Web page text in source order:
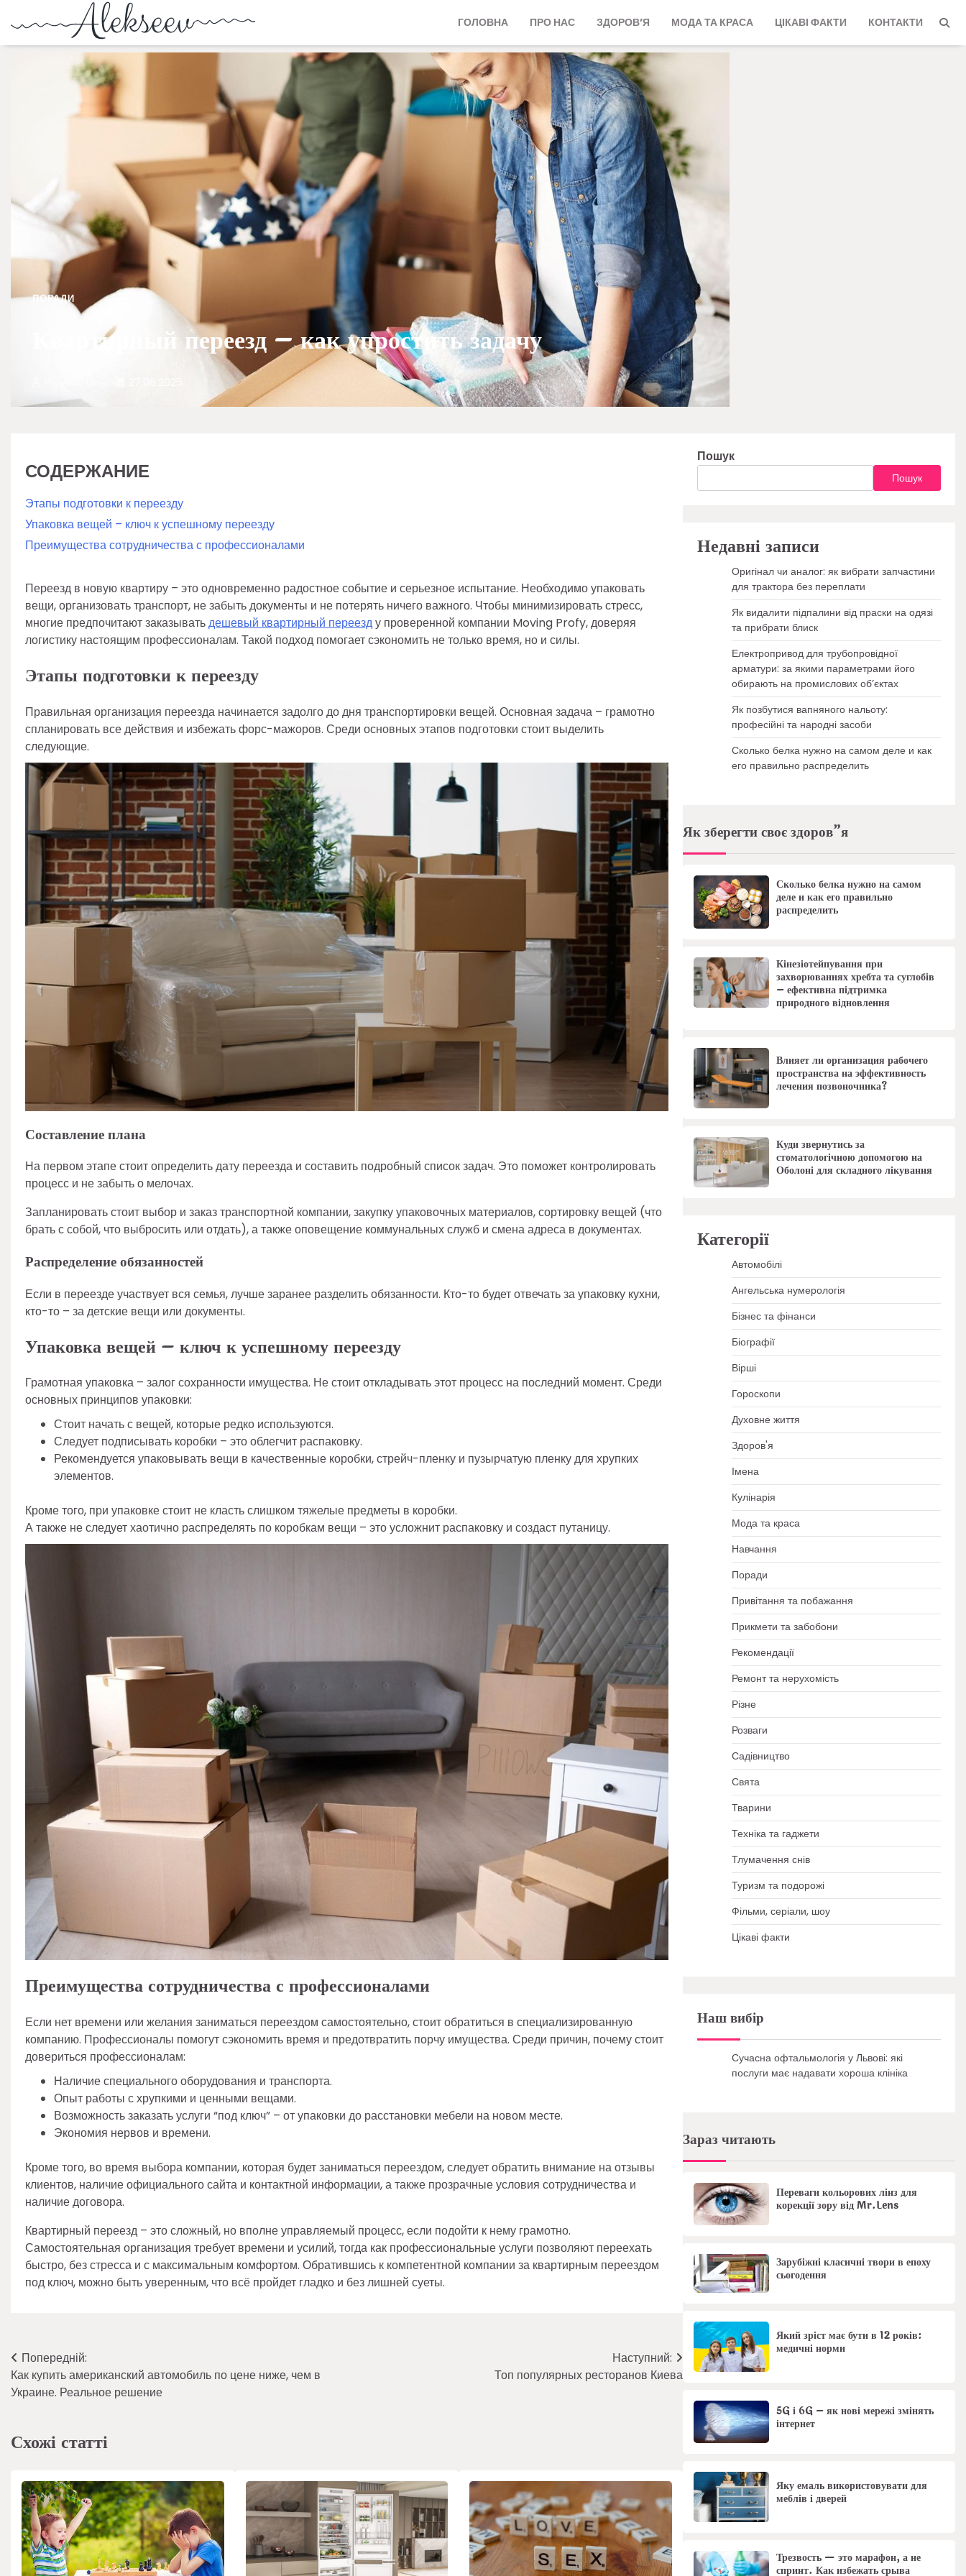
ГОЛОВНА ПРО НАС ЗДОРОВ’Я МОДА ТА КРАСА ЦІКАВІ ФАКТИ КОНТАКТИ
ПОРАДИ
Квартирный переезд – как упростить задачу
СОДЕРЖАНИЕ
Этапы подготовки к переезду
Упаковка вещей – ключ к успешному переезду
Преимущества сотрудничества с профессионалами
Переезд в новую квартиру – это одновременно радостное событие и серьезное испытание. Необходимо упаковать
вещи, организовать транспорт, не забыть документы и не потерять ничего важного. Чтобы минимизировать стресс,
многие предпочитают заказыватьдешевый квартирный переезду проверенной компании Moving Profy, доверяя
логистику настоящим профессионалам. Такой подход помогает сэкономить не только время, но и силы.
Этапы подготовки к переезду
Правильная организация переезда начинается задолго до дня транспортировки вещей. Основная задача – грамотно
спланировать все действия и избежать форс-мажоров. Среди основных этапов подготовки стоит выделить
следующие.
Составление плана
На первом этапе стоит определить дату переезда и составить подробный список задач. Это поможет контролировать
процесс и не забыть о мелочах.
Запланировать стоит выбор и заказ транспортной компании, закупку упаковочных материалов, сортировку вещей (что
брать с собой, что выбросить или отдать), а также оповещение коммунальных служб и смена адреса в документах.
Распределение обязанностей
Если в переезде участвует вся семья, лучше заранее разделить обязанности. Кто-то будет отвечать за упаковку кухни,
кто-то – за детские вещи или документы.
Упаковка вещей – ключ к успешному переезду
Грамотная упаковка – залог сохранности имущества. Не стоит откладывать этот процесс на последний момент. Среди
основных принципов упаковки:
Стоит начать с вещей, которые редко используются.
Следует подписывать коробки – это облегчит распаковку.
Рекомендуется упаковывать вещи в качественные коробки, стрейч-пленку и пузырчатую пленку для хрупких
элементов.
Кроме того, при упаковке стоит не класть слишком тяжелые предметы в коробки.
А также не следует хаотично распределять по коробкам вещи – это усложнит распаковку и создаст путаницу.
Преимущества сотрудничества с профессионалами
Если нет времени или желания заниматься переездом самостоятельно, стоит обратиться в специализированную
компанию. Профессионалы помогут сэкономить время и предотвратить порчу имущества. Среди причин, почему стоит
довериться профессионалам:
Наличие специального оборудования и транспорта.
Опыт работы с хрупкими и ценными вещами.
Возможность заказать услуги “под ключ” – от упаковки до расстановки мебели на новом месте.
Экономия нервов и времени.
Кроме того, во время выбора компании, которая будет заниматься переездом, следует обратить внимание на отзывы
клиентов, наличие официального сайта и контактной информации, а также прозрачные условия сотрудничества и
наличие договора.
Квартирный переезд – это сложный, но вполне управляемый процесс, если подойти к нему грамотно.
Самостоятельная организация требует времени и усилий, тогда как профессиональные услуги позволяют переехать
быстро, без стресса и с максимальным комфортом. Обратившись к компетентной компании за квартирным переездом
под ключ, можно быть уверенным, что всё пройдет гладко и без лишней суеты.
Навігація
записів
Попередній:
Как купить американский автомобиль по цене ниже, чем в
Украине. Реальное решение
Наступний:
Топ популярных ресторанов Киева
Схожі статті
Пошук
Пошук
Недавні записи
Оригінал чи аналог: як вибрати запчастини
для трактора без переплати
Як видалити підпалини від праски на одязі
та прибрати блиск
Електропривод для трубопровідної
арматури: за якими параметрами його
обирають на промислових об’єктах
Як позбутися вапняного нальоту:
професійні та народні засоби
Сколько белка нужно на самом деле и как
его правильно распределить
Як зберегти своє здоров”я
Сколько белка нужно на самом
деле и как его правильно
распределить
Кінезіотейпування при
захворюваннях хребта та суглобів
– ефективна підтримка
природного відновлення
Влияет ли организация рабочего
пространства на эффективность
лечения позвоночника?
Куди звернутись за
стоматологічною допомогою на
Оболоні для складного лікування
Категорії
Автомобілі
Ангельська нумерологія
Бізнес та фінанси
Біографії
Вірші
Гороскопи
Духовне життя
Здоров'я
Імена
Кулінарія
Мода та краса
Навчання
Поради
Привітання та побажання
Прикмети та забобони
Рекомендації
Ремонт та нерухомість
Різне
Розваги
Садівництво
Свята
Тварини
Техніка та гаджети
Тлумачення снів
Туризм та подорожі
Фільми, серіали, шоу
Цікаві факти
Наш вибір
Сучасна офтальмологія у Львові: які
послуги має надавати хороша клініка
Зараз читають
Переваги кольорових лінз для
корекції зору від Mr.Lens
Зарубіжні класичні твори в епоху
сьогодення
Який зріст має бути в 12 років:
медичні норми
5G і 6G – як нові мережі змінять
інтернет
Яку емаль використовувати для
меблів і дверей
Трезвость — это марафон, а не
спринт. Как избежать срыва